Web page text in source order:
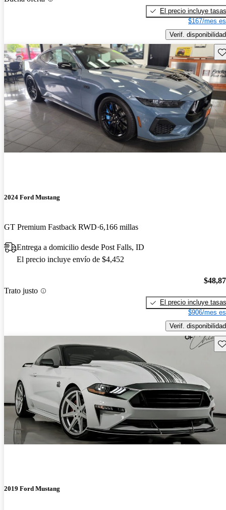
El precio incluye tasas
$167/mes
Verif. disponibilidad
2024 Ford Mustang
GT Premium Fastback RWD 6,166 millas
Entrega a domicilio desde Post Falls, ID
El precio incluye envío de $4,452
Trato justo
El precio incluye tasas
$906/mes
Verif. disponibilidad
2019 Ford Mustang